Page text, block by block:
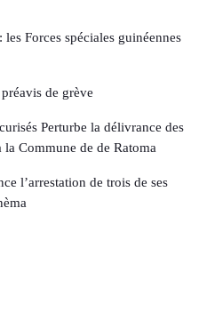
Forces spéciales guinéennes
de grève
Perturbe la délivrance des
la Commune de de Ratoma
l’arrestation de trois de ses